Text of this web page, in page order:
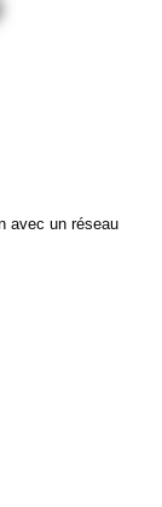
avec un réseau